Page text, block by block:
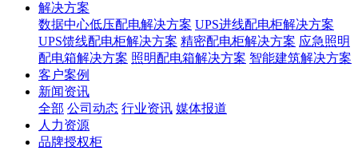
解决方案
数据中心低压配电解决方案 UPS进线配电柜解决方案
UPS馈线配电柜解决方案 精密配电柜解决方案 应急照明
配电箱解决方案 照明配电箱解决方案 智能建筑解决方案
客户案例
新闻资讯
全部 公司动态 行业资讯 媒体报道
人力资源
品牌授权柜